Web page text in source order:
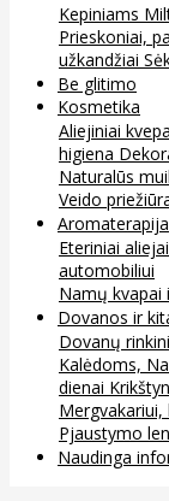
Kepiniams
Prieskoniai,
užkandžiai
Be glitimo
Kosmetika
Aliejiniai
higiena
Naturalūs
Veido
Aromaterapija
Eteriniai aliejai
automobiliui
Namų kvapai
Dovanos ir
Dovanų
Kalėdoms,
dienai
Mergvakariui,
Pjaustymo
Naudinga